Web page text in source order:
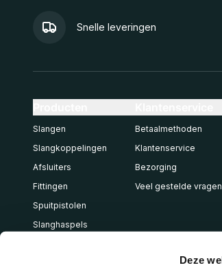
Deze
Snelle leveringen
Slangen
Slangkoppelingen
Afsluiters
Fittingen
Spuitpistolen
Slanghaspels
Betaalmethoden
Klantenservice
Bezorging
Veel gestelde vragen